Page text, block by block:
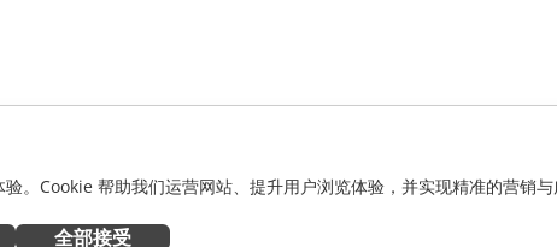
。Cookie 帮助我们运营网站、提升用户浏览体验，并实现精准的营销
全部接受